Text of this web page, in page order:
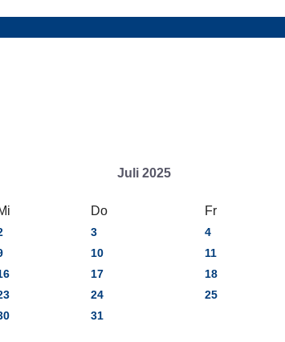
Juli 2025
Do Fr
3 4
10 11
17 18
24 25
31